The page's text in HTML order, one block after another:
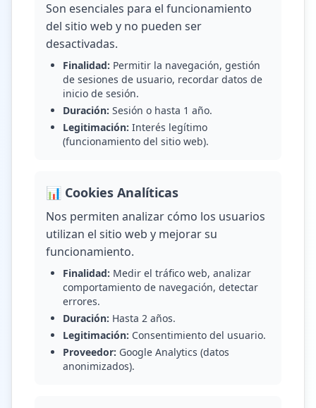
Son esenciales para el funcionamiento
del sitio web y no pueden ser
desactivadas.
Finalidad: Permitir la navegación, gestión
de sesiones de usuario, recordar datos de
inicio de sesión.
Duración: Sesión o hasta 1 año.
Legitimación: Interés legítimo
(funcionamiento del sitio web).
📊 Cookies Analíticas
Nos permiten analizar cómo los usuarios
utilizan el sitio web y mejorar su
funcionamiento.
Finalidad: Medir el tráfico web, analizar
comportamiento de navegación, detectar
errores.
Duración: Hasta 2 años.
Legitimación: Consentimiento del usuario.
Proveedor: Google Analytics (datos
anonimizados).